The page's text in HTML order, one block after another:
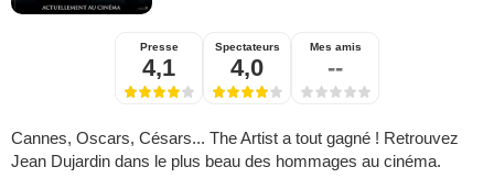
Presse
4,1
Spectateurs
4,0
Mes amis
--
Cannes, Oscars, Césars... The Artist a tout gagné ! Retrouvez
Jean Dujardin dans le plus beau des hommages au cinéma.